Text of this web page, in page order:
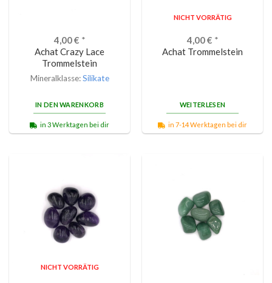
4,00€ *
Achat Crazy Lace
Trommelstein
Mineralklasse:Silikate
IN DEN WARENKORB
in 3 Werktagen bei dir
NICHT VORRÄTIG
4,00€ *
Achat Trommelstein
WEITERLESEN
in 7-14 Werktagen bei dir
NICHT VORRÄTIG